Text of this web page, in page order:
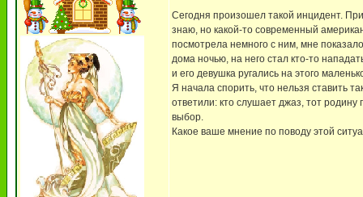
Сегодня произошел такой инцидент.
знаю, но какой-то современный
посмотрела немного с ним, мне
дома ночью, на него стал кто-то
и его девушка ругались на этого
Я начала спорить, что нельзя ставить
ответили: кто слушает джаз, тот
выбор.
Какое ваше мнение по поводу этой